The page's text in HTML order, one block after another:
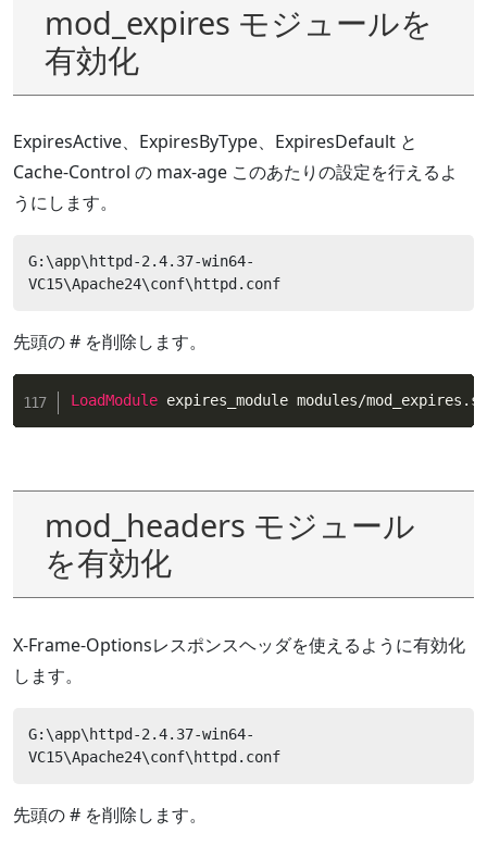
mod_expires モジュールを
有効化
ExpiresActive、ExpiresByType、ExpiresDefault と
Cache-Control の max-age このあたりの設定を行えるよ
うにします。
G:\app\httpd-2.4.37-win64-
VC15\Apache24\conf\httpd.conf
先頭の # を削除します。
LoadModule expires_module modules/
mod_headers モジュール
を有効化
X-Frame-Optionsレスポンスヘッダを使えるように有効化
します。
G:\app\httpd-2.4.37-win64-
VC15\Apache24\conf\httpd.conf
先頭の # を削除します。